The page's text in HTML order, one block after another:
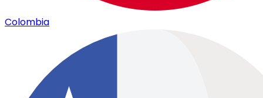
Colombia